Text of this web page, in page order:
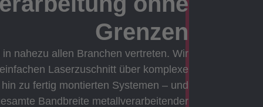
Grenzen
nahezu allen Branchen vertreten. Wir
Laserzuschnitt über komplexe
zu fertig montierten Systemen – und
Bandbreite metallverarbeitender